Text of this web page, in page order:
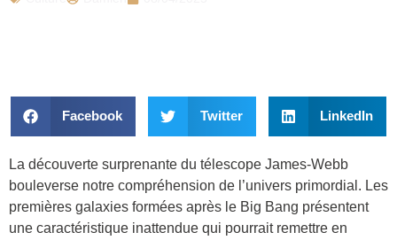
Facebook Twitter LinkedIn
La découverte surprenante du télescope James-Webb
bouleverse notre compréhension de l’univers primordial. Les
premières galaxies formées après le Big Bang présentent
une caractéristique inattendue qui pourrait remettre en